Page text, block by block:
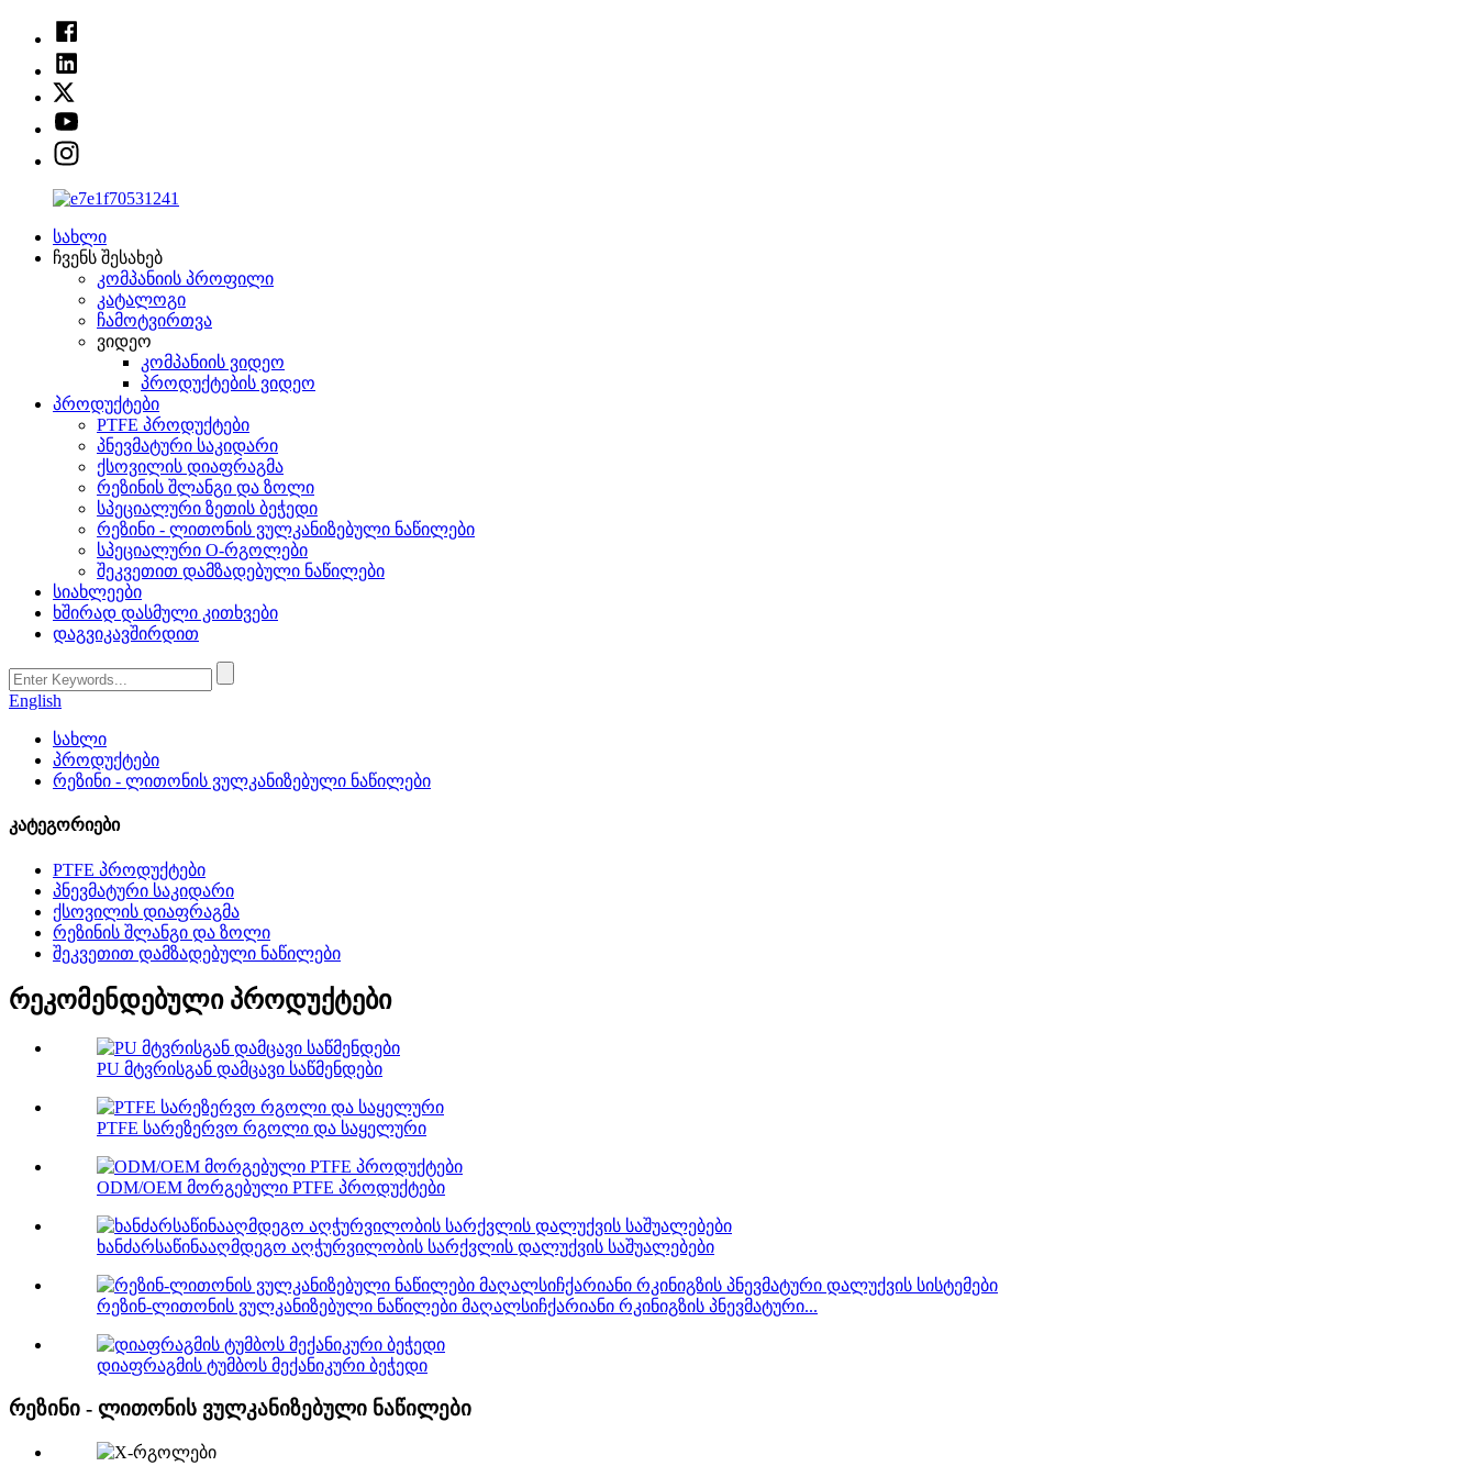
სახლი
ჩვენს შესახებ
კომპანიის პროფილი
კატალოგი
ჩამოტვირთვა
ვიდეო
კომპანიის ვიდეო
პროდუქტების ვიდეო
პროდუქტები
PTFE პროდუქტები
პნევმატური საკიდარი
ქსოვილის დიაფრაგმა
რეზინის შლანგი და ზოლი
სპეციალური ზეთის ბეჭედი
რეზინი - ლითონის ვულკანიზებული ნაწილები
სპეციალური O-რგოლები
შეკვეთით დამზადებული ნაწილები
სიახლეები
ხშირად დასმული კითხვები
დაგვიკავშირდით
English
სახლი
პროდუქტები
რეზინი - ლითონის ვულკანიზებული ნაწილები
კატეგორიები
PTFE პროდუქტები
პნევმატური საკიდარი
ქსოვილის დიაფრაგმა
რეზინის შლანგი და ზოლი
შეკვეთით დამზადებული ნაწილები
რეკომენდებული პროდუქტები
PU მტვრისგან დამცავი საწმენდები
PTFE სარეზერვო რგოლი და საყელური
ODM/OEM მორგებული PTFE პროდუქტები
ხანძარსაწინააღმდეგო აღჭურვილობის სარქვლის დალუქვის საშუალებები
რეზინ-ლითონის ვულკანიზებული ნაწილები მაღალსიჩქარიანი რკინიგზის პნევმატური...
დიაფრაგმის ტუმბოს მექანიკური ბეჭედი
რეზინი - ლითონის ვულკანიზებული ნაწილები